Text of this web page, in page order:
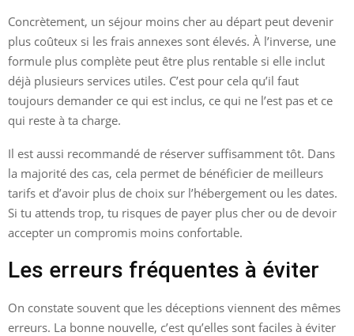
Concrètement, un séjour moins cher au départ peut devenir
plus coûteux si les frais annexes sont élevés. À l’inverse, une
formule plus complète peut être plus rentable si elle inclut
déjà plusieurs services utiles. C’est pour cela qu’il faut
toujours demander ce qui est inclus, ce qui ne l’est pas et ce
qui reste à ta charge.
Il est aussi recommandé de réserver suffisamment tôt. Dans
la majorité des cas, cela permet de bénéficier de meilleurs
tarifs et d’avoir plus de choix sur l’hébergement ou les dates.
Si tu attends trop, tu risques de payer plus cher ou de devoir
accepter un compromis moins confortable.
Les erreurs fréquentes à éviter
On constate souvent que les déceptions viennent des mêmes
erreurs. La bonne nouvelle, c’est qu’elles sont faciles à éviter